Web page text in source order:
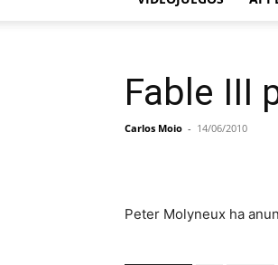
Fable III
Carlos Moio - 14/06/2010
Peter Molyneux ha